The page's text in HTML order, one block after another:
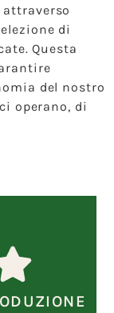
di
Questa
del nostro
operano, di